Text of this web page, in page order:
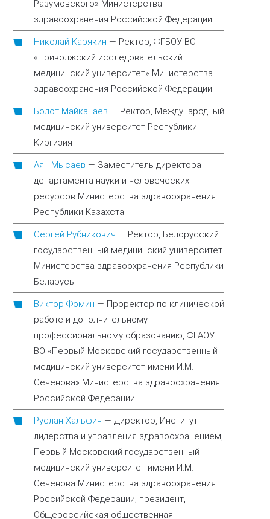
Разумовского» Министерства
здравоохранения Российской Федерации
Николай Карякин — Ректор, ФГБОУ ВО
«Приволжский исследовательский
медицинский университет» Министерства
здравоохранения Российской Федерации
Болот Майканаев — Ректор, Международный
медицинский университет Республики
Киргизия
Аян Мысаев — Заместитель директора
департамента науки и человеческих
ресурсов Министерства здравоохранения
Республики Казахстан
Сергей Рубникович — Ректор, Белорусский
государственный медицинский университет
Министерства здравоохранения Республики
Беларусь
Виктор Фомин — Проректор по клинической
работе и дополнительному
профессиональному образованию, ФГАОУ
ВО «Первый Московский государственный
медицинский университет имени И.М.
Сеченова» Министерства здравоохранения
Российской Федерации
Руслан Хальфин — Директор, Институт
лидерства и управления здравоохранением,
Первый Московский государственный
медицинский университет имени И.М.
Сеченова Министерства здравоохранения
Российской Федерации; президент,
Общероссийская общественная